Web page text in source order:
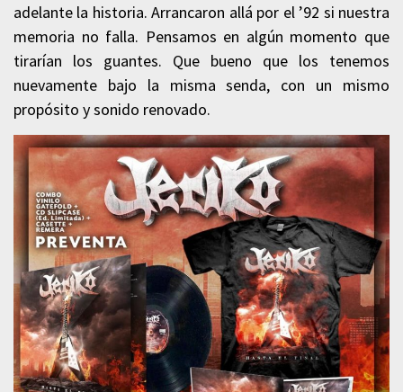
adelante la historia. Arrancaron allá por el ’92 si nuestra
memoria no falla. Pensamos en algún momento que
tirarían los guantes. Que bueno que los tenemos
nuevamente bajo la misma senda, con un mismo
propósito y sonido renovado.